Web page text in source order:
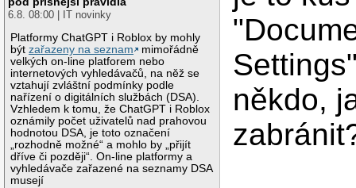
6.8. 08:00 | IT novinky
Platformy ChatGPT i Roblox by mohly
býtzařazeny na seznam
mimořádně
velkých on-line platforem nebo
internetových vyhledávačů, na něž se
vztahují zvláštní podmínky podle
nařízení o digitálních službách (DSA).
Vzhledem k tomu, že ChatGPT i Roblox
oznámily počet uživatelů nad prahovou
hodnotou DSA, je toto označení
„rozhodně možné“ a mohlo by „přijít
dříve či později“. On-line platformy a
vyhledávače zařazené na seznamy DSA
musejí
někdo,